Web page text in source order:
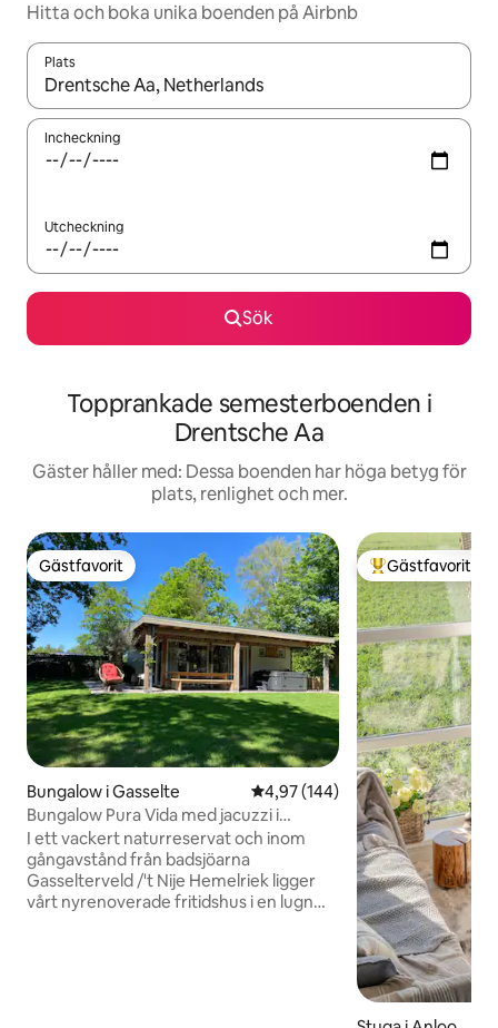
Hitta och boka unika boenden på Airbnb
Plats
När resultaten är tillgängliga kan du navigera med upp- och
Incheckning
Utcheckning
Sök
Topprankade semesterboenden i
Drentsche Aa
Gäster håller med: Dessa boenden har höga betyg för
plats, renlighet och mer.
Gästfavorit
Gästfavorit
Bungalow i Gasselte 4,97 av 5 i genomsnittligt
4,97 (144)
Bungalow Pura Vida med jacuzzi i
naturreservat
I ett vackert naturreservat och inom
gångavstånd från badsjöarna
Gasselterveld /'t Nije Hemelriek ligger
vårt nyrenoverade fritidshus i en lugn
Populär
Gästfavorit